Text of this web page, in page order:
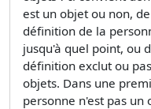
est un objet ou non,
définition de la
jusqu'à quel point, ou
définition exclut ou
objets. Dans une
personne n'est pas un